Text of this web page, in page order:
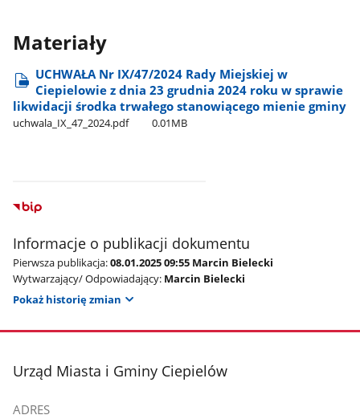
Materiały
UCHWAŁA Nr IX/47/2024 Rady Miejskiej w
Ciepielowie z dnia 23 grudnia 2024 roku w sprawie
likwidacji środka trwałego stanowiącego mienie gminy
uchwala​_IX​_47​_2024.pdf 0.01MB
Informacje o publikacji dokumentu
Pierwsza publikacja:08.01.2025 09:55 Marcin Bielecki
Wytwarzający/ Odpowiadający: Marcin Bielecki
Pokaż historię zmian
stopka
Urząd Miasta i Gminy Ciepielów
ADRES